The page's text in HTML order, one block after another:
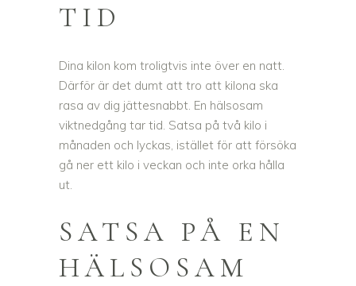
TID
Dina kilon kom troligtvis inte över en natt.
Därför är det dumt att tro att kilona ska
rasa av dig jättesnabbt. En hälsosam
viktnedgång tar tid. Satsa på två kilo i
månaden och lyckas, istället för att försöka
gå ner ett kilo i veckan och inte orka hålla
ut.
SATSA PÅ EN
HÄLSOSAM